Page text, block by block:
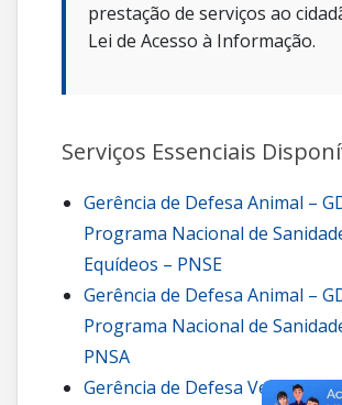
prestação de serviços ao
Lei de Acesso à Informação.
Serviços Essenciais
Gerência de Defesa Animal –
Programa Nacional de
Equídeos – PNSE
Gerência de Defesa Animal –
Programa Nacional de
PNSA
Gerência de Defesa Vegetal –